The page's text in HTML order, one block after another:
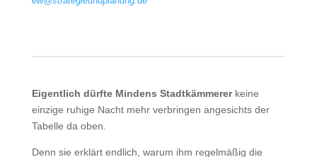
Eigentlich dürfte Mindens Stadtkämmererkeine
einzige ruhige Nacht mehr verbringen angesichts der
Tabelle da oben.
Denn sie erklärt endlich, warum ihm regelmäßig die